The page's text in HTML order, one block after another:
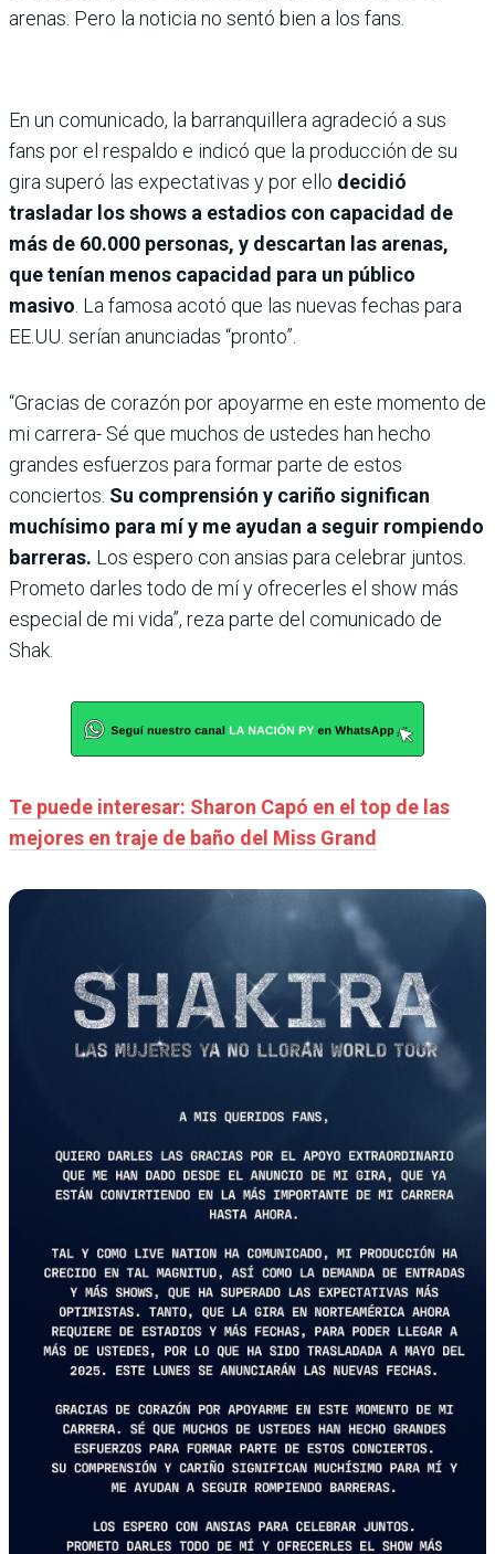
arenas. Pero la noticia no sentó bien a los fans.
En un comunicado, la barranquillera agradeció a sus
fans por el respaldo e indicó que la producción de su
gira superó las expectativas y por ello decidió
trasladar los shows a estadios con capacidad de
más de 60.000 personas, y descartan las arenas,
que tenían menos capacidad para un público
masivo . La famosa acotó que las nuevas fechas para
EE.UU. serían anunciadas “pronto”.
“Gracias de corazón por apoyarme en este momento de
mi carrera- Sé que muchos de ustedes han hecho
grandes esfuerzos para formar parte de estos
conciertos. Su comprensión y cariño significan
muchísimo para mí y me ayudan a seguir rompiendo
barreras. Los espero con ansias para celebrar juntos.
Prometo darles todo de mí y ofrecerles el show más
especial de mi vida”, reza parte del comunicado de
Shak.
Te puede interesar: Sharon Capó en el top de las
mejores en traje de baño del Miss Grand